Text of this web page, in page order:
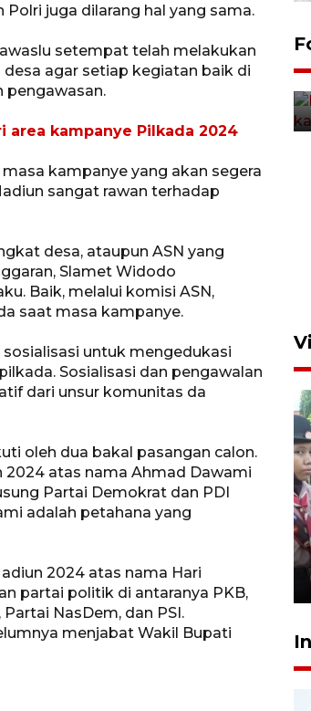
juga dilarang hal yang sama.
setempat telah melakukan
agar setiap kegiatan baik di
pengawasan.
area kampanye Pilkada 2024
kampanye yang akan segera
sangat rawan terhadap
desa, ataupun ASN yang
Slamet Widodo
Baik, melalui komisi ASN,
saat masa kampanye.
untuk mengedukasi
Sosialisasi dan pengawalan
dari unsur komunitas da
oleh dua bakal pasangan calon.
2024 atas nama Ahmad Dawami
Partai Demokrat dan PDI
adalah petahana yang
2024 atas nama Hari
partai politik di antaranya PKB,
Partai NasDem, dan PSI.
menjabat Wakil Bupati
fungsi jembatan kereta api
Jember
Agustus 2026 22:18
optimalkan penguatan
Agustus 2026 19:09